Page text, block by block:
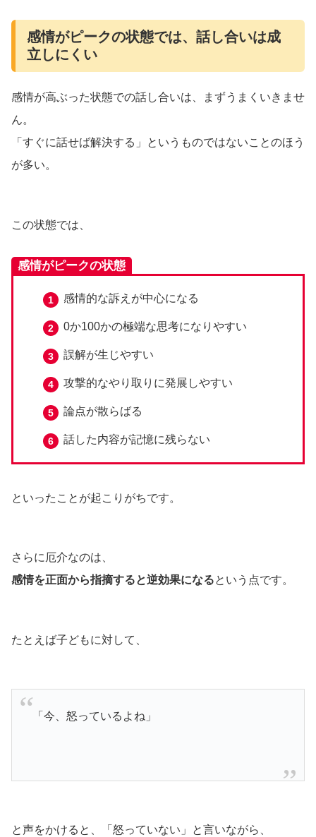
感情がピークの状態では、話し合いは成
立しにくい
感情が高ぶった状態での話し合いは、まずうまくいきませ
ん。
「すぐに話せば解決する」というものではないことのほう
が多い。
この状態では、
感情がピークの状態
感情的な訴えが中心になる
0か100かの極端な思考になりやすい
誤解が生じやすい
攻撃的なやり取りに発展しやすい
論点が散らばる
話した内容が記憶に残らない
といったことが起こりがちです。
さらに厄介なのは、
感情を正面から指摘すると逆効果になるという点です。
たとえば子どもに対して、
「今、怒っているよね」
と声をかけると、「怒っていない」と言いながら、